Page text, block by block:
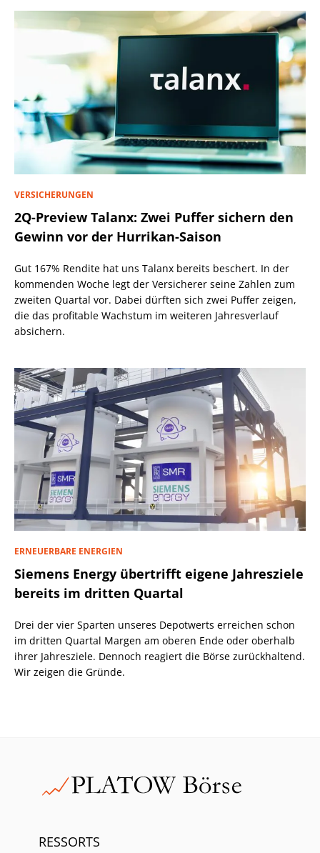
VERSICHERUNGEN
2Q-Preview Talanx: Zwei Puffer sichern den
Gewinn vor der Hurrikan-Saison
Gut 167% Rendite hat uns Talanx bereits beschert. In der
kommenden Woche legt der Versicherer seine Zahlen zum
zweiten Quartal vor. Dabei dürften sich zwei Puffer zeigen,
die das profitable Wachstum im weiteren Jahresverlauf
absichern.
ERNEUERBARE ENERGIEN
Siemens Energy übertrifft eigene Jahresziele
bereits im dritten Quartal
Drei der vier Sparten unseres Depotwerts erreichen schon
im dritten Quartal Margen am oberen Ende oder oberhalb
ihrer Jahresziele. Dennoch reagiert die Börse zurückhaltend.
Wir zeigen die Gründe.
RESSORTS